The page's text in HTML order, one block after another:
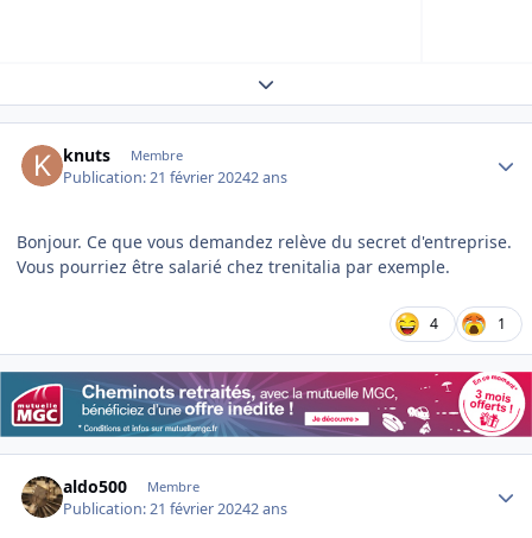
Expand topic overview
knuts Membre
Publication:21 février 20242 ans
Bonjour. Ce que vous demandez relève du secret d'entreprise.
Vous pourriez être salarié chez trenitalia par exemple.
4 1
aldo500 Membre
Publication:21 février 20242 ans